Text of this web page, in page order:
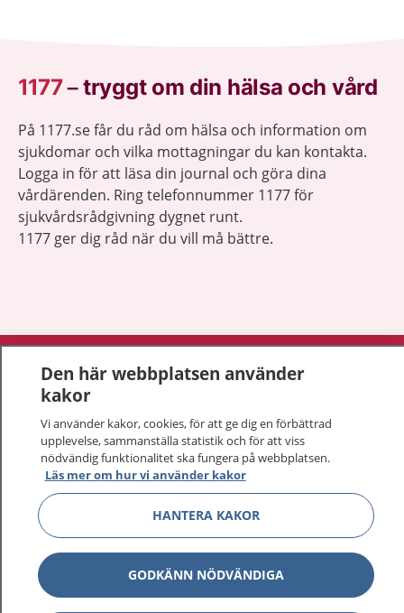
1177–tryggt om din hälsa och vård
På 1177.se får du råd om hälsa och information om
sjukdomar och vilka mottagningar du kan kontakta.
Logga in för att läsa din journal och göra dina
vårdärenden. Ring telefonnummer 1177 för
sjukvårdsrådgivning dygnet runt.
1177 ger dig råd när du vill må bättre.
Visa
Om 1177
Kontakt
Behandling av personuppgifter
Hantering av kakor
Den här webbplatsen använder
kakor
Vi använder kakor, cookies, för att ge dig en förbättrad
upplevelse, sammanställa statistik och för att viss
nödvändig funktionalitet ska fungera på webbplatsen.
Läs mer om hur vi använder kakor
HANTERA KAKOR
GODKÄNN NÖDVÄNDIGA